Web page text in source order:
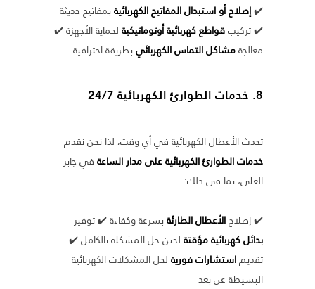
✔️إصلاح أو استبدال المفاتيح الكهربائيةبمفاتيح حديثة
✔️ تركيبقواطع كهربائية أوتوماتيكيةلحماية الأجهزة ✔️
معالجةمشاكل التماس الكهربائيبطريقة احترافية
8. خدمات الطوارئ الكهربائية 24/7
تحدث الأعطال الكهربائية في أي وقت، لذا نحن نقدم
خدمات الطوارئ الكهربائية على مدار الساعةفي جابر
العلي، بما في ذلك:
✔️ إصلاحالأعطال الطارئةبسرعة وكفاءة ✔️ توفير
بدائل كهربائية مؤقتةلحين حل المشكلة بالكامل ✔️
تقديماستشارات فوريةلحل المشكلات الكهربائية
البسيطة عن بعد